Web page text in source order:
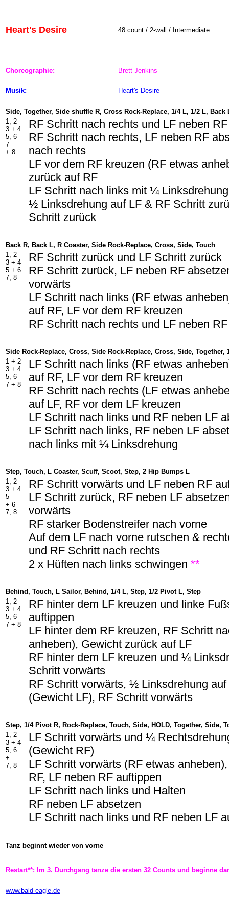
Heart's Desire 48 count / 2-wall / Intermediate
Choreographie: Brett Jenkins
Musik: Heart's Desire
Side, Together, Side shuffle R, Cross Rock-Replace, 1/4 L, 1/2 L, Back
1, 2
3 + 4
5, 6
7
+ 8
RF Schritt nach rechts und LF neben
RF Schritt nach rechts, LF neben RF
nach rechts
LF vor dem RF kreuzen (RF etwas
zurück auf RF
LF Schritt nach links mit ¼ Linksdrehung
½ Linksdrehung auf LF & RF Schritt
Schritt zurück
Back R, Back L, R Coaster, Side Rock-Replace, Cross, Side, Touch
1, 2
3 + 4
5 + 6
7, 8
RF Schritt zurück und LF Schritt zurück
RF Schritt zurück, LF neben RF
vorwärts
LF Schritt nach links (RF etwas
auf RF, LF vor dem RF kreuzen
RF Schritt nach rechts und LF neben
Side Rock-Replace, Cross, Side Rock-Replace, Cross, Side, Together,
1 + 2
3 + 4
5, 6
7 + 8
LF Schritt nach links (RF etwas
auf RF, LF vor dem RF kreuzen
RF Schritt nach rechts (LF etwas
auf LF, RF vor dem LF kreuzen
LF Schritt nach links und RF neben LF
LF Schritt nach links, RF neben LF
nach links mit ¼ Linksdrehung
Step, Touch, L Coaster, Scuff, Scoot, Step, 2 Hip Bumps L
1, 2
3 + 4
5
+ 6
7, 8
RF Schritt vorwärts und LF neben RF
LF Schritt zurück, RF neben LF
vorwärts
RF starker Bodenstreifer nach vorne
Auf dem LF nach vorne rutschen &
und RF Schritt nach rechts
2 x Hüften nach links schwingen **
Behind, Touch, L Sailor, Behind, 1/4 L, Step, 1/2 Pivot L, Step
1, 2
3 + 4
5, 6
7 + 8
RF hinter dem LF kreuzen und linke
auftippen
LF hinter dem RF kreuzen, RF Schritt
anheben), Gewicht zurück auf LF
RF hinter dem LF kreuzen und ¼
Schritt vorwärts
RF Schritt vorwärts, ½ Linksdrehung
(Gewicht LF), RF Schritt vorwärts
Step, 1/4 Pivot R, Rock-Replace, Touch, Side, HOLD, Together, Side,
1, 2
3 + 4
5, 6
+
7, 8
LF Schritt vorwärts und ¼
(Gewicht RF)
LF Schritt vorwärts (RF etwas
RF, LF neben RF auftippen
LF Schritt nach links und Halten
RF neben LF absetzen
LF Schritt nach links und RF neben LF
Tanz beginnt wieder von vorne
Restart**: Im 3. Durchgang tanze die ersten 32 Counts und beginne
www.bald-eagle.de